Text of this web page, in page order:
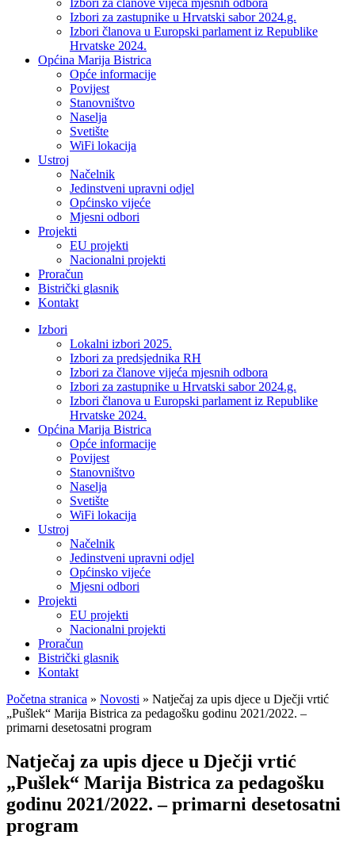
Izbori za članove vijeća mjesnih odbora
Izbori za zastupnike u Hrvatski sabor 2024.g.
Izbori članova u Europski parlament iz Republike
Hrvatske 2024.
Općina Marija Bistrica
Opće informacije
Povijest
Stanovništvo
Naselja
Svetište
WiFi lokacija
Ustroj
Načelnik
Jedinstveni upravni odjel
Općinsko vijeće
Mjesni odbori
Projekti
EU projekti
Nacionalni projekti
Proračun
Bistrički glasnik
Kontakt
Izbori
Lokalni izbori 2025.
Izbori za predsjednika RH
Izbori za članove vijeća mjesnih odbora
Izbori za zastupnike u Hrvatski sabor 2024.g.
Izbori članova u Europski parlament iz Republike
Hrvatske 2024.
Općina Marija Bistrica
Opće informacije
Povijest
Stanovništvo
Naselja
Svetište
WiFi lokacija
Ustroj
Načelnik
Jedinstveni upravni odjel
Općinsko vijeće
Mjesni odbori
Projekti
EU projekti
Nacionalni projekti
Proračun
Bistrički glasnik
Kontakt
Početna stranica » Novosti » Natječaj za upis djece u Dječji vrtić
„Pušlek“ Marija Bistrica za pedagošku godinu 2021/2022. –
primarni desetosatni program
Natječaj za upis djece u Dječji vrtić
„Pušlek“ Marija Bistrica za pedagošku
godinu 2021/2022. – primarni desetosatni
program